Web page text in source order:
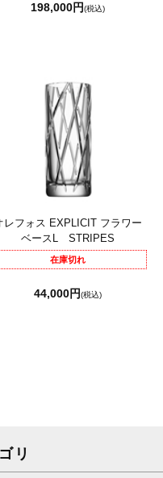
198,000円(税込)
レフォス EXPLICIT フラワー
ベースL STRIPES
在庫切れ
44,000円(税込)
リ